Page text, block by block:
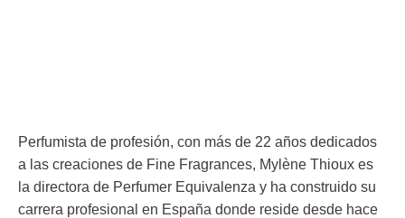
Perfumista de profesión, con más de 22 años dedicados
a las creaciones de Fine Fragrances, Mylène Thioux es
la directora de Perfumer Equivalenza y ha construido su
carrera profesional en España donde reside desde hace